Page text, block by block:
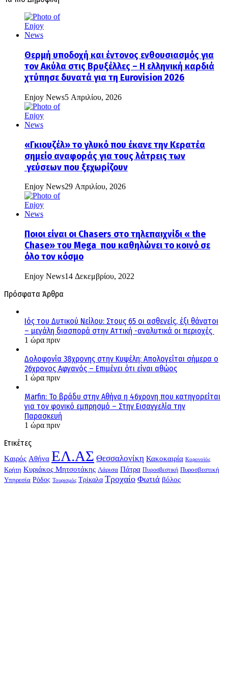
Θερμή υποδοχή και έντονος ενθουσιασμός για
τον Ακύλα στις Βρυξέλλες – Η ελληνική καρδιά
χτύπησε δυνατά για τη Eurovision 2026
Enjoy News5 Απριλίου, 2026
«Γκιουζέλ» το γλυκό που έκανε την Κερατέα
σημείο αναφοράς για τους λάτρεις των
γεύσεων που ξεχωρίζουν
Enjoy News29 Απριλίου, 2026
Ποιοι είναι οι Chasers στο τηλεπαιχνίδι « the
Chase» του Mega που καθηλώνει το κοινό σε
όλο τον κόσμο
Enjoy News14 Δεκεμβρίου, 2022
Πρόσφατα Άρθρα
Ιός του Δυτικού Νείλου: Στους 65 οι ασθενείς, έξι θάνατοι
– μεγάλη διασπορά στην Αττική -αναλυτικά οι περιοχές
1 ώρα πριν
Δολοφονία 38χρονης στην Κυψέλη: Απολογείται σήμερα ο
26χρονος Αφγανός – Επιμένει ότι είναι αθώος
1 ώρα πριν
Marfin: Το βράδυ στην Αθήνα η 46χρονη που κατηγορείται
για τον φονικό εμπρησμό – Στην Εισαγγελία την
Παρασκευή
1 ώρα πριν
Ετικέτες
Kαιρός Αθήνα ΕΛ.ΑΣ Θεσσαλονίκη Κακοκαιρία Κορονοϊός
Κρήτη Κυριάκος Μητσοτάκης Λάρισα Πάτρα Πυροσβεστική Πυροσβεστική
Υπηρεσία Ρόδος Τουρισμός Τρίκαλα Τροχαίο Φωτιά βόλος